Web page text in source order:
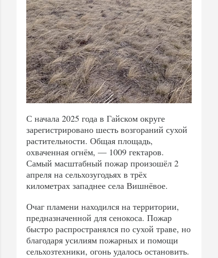
С начала 2025 года в Гайском округе
зарегистрировано шесть возгораний сухой
растительности. Общая площадь,
охваченная огнём, — 1009 гектаров.
Самый масштабный пожар произошёл 2
апреля на сельхозугодьях в трёх
километрах западнее села Вишнёвое.
Очаг пламени находился на территории,
предназначенной для сенокоса. Пожар
быстро распространялся по сухой траве, но
благодаря усилиям пожарных и помощи
сельхозтехники, огонь удалось остановить.